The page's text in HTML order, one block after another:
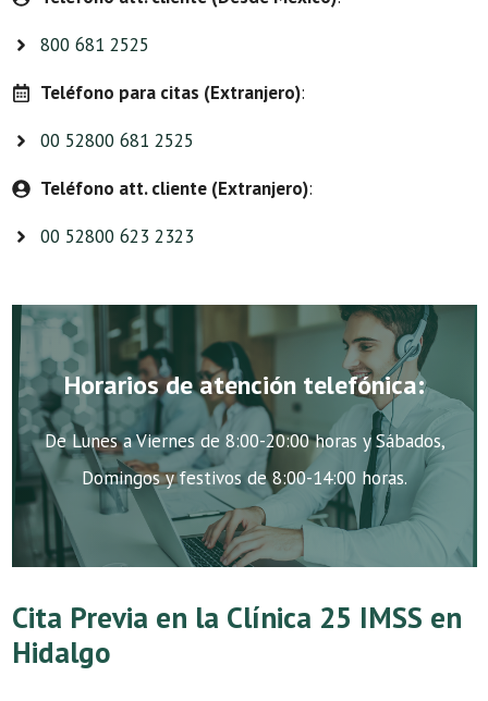
800 681 2525
Teléfono para citas (Extranjero):
00 52800 681 2525
Teléfono att. cliente (Extranjero):
00 52800 623 2323
Horarios de atención telefónica:
De Lunes a Viernes de 8:00-20:00 horas y Sábados,
Domingos y festivos de 8:00-14:00 horas.
Cita Previa en la Clínica 25 IMSS en
Hidalgo